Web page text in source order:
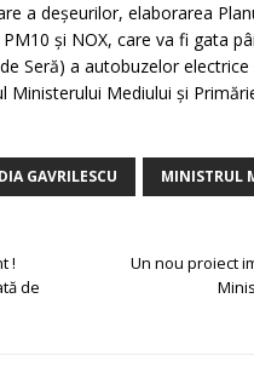
a deșeurilor, elaborarea
și NOX, care va fi gata
Seră) a autobuzelor
Mediului și
GAVRILESCU MINISTRUL
!
de
Un nou proiect